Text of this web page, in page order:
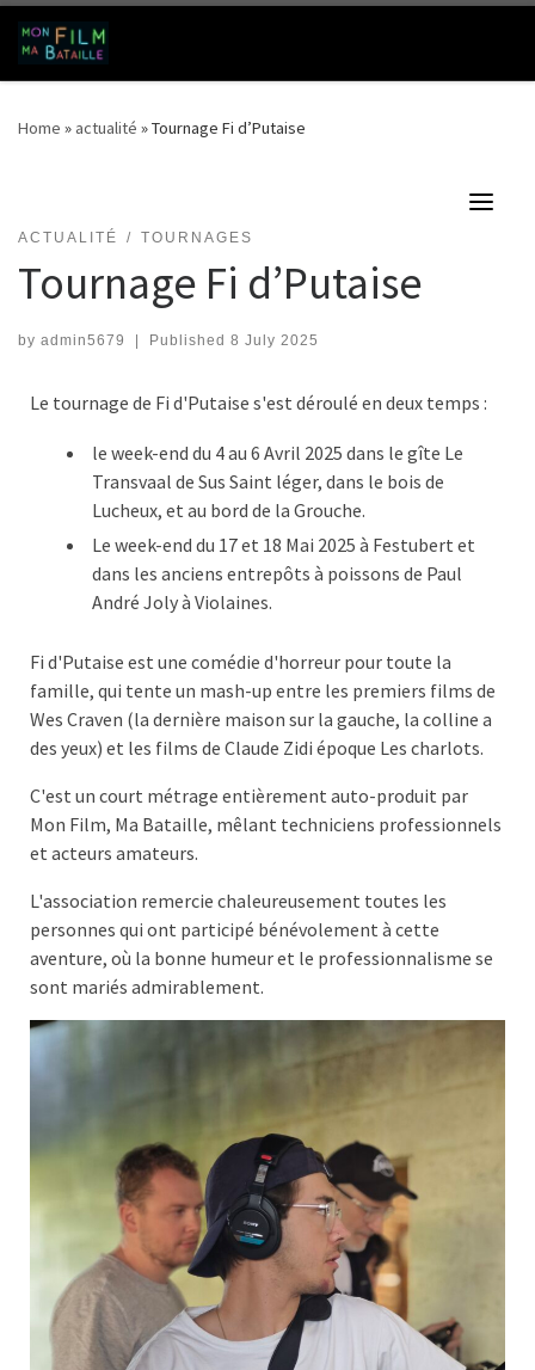
Skip to content
Home » actualité »Tournage Fi d’Putaise
ACTUALITÉ TOURNAGES
Tournage Fi d’Putaise
by admin5679 | Published 8 July 2025
Le tournage de Fi d'Putaise s'est déroulé en deux temps :
le week-end du 4 au 6 Avril 2025 dans le gîte Le
Transvaal de Sus Saint léger, dans le bois de
Lucheux, et au bord de la Grouche.
Le week-end du 17 et 18 Mai 2025 à Festubert et
dans les anciens entrepôts à poissons de Paul
André Joly à Violaines.
Fi d'Putaise est une comédie d'horreur pour toute la
famille, qui tente un mash-up entre les premiers films de
Wes Craven (la dernière maison sur la gauche, la colline a
des yeux) et les films de Claude Zidi époque Les charlots.
C'est un court métrage entièrement auto-produit par
Mon Film, Ma Bataille, mêlant techniciens professionnels
et acteurs amateurs.
L'association remercie chaleureusement toutes les
personnes qui ont participé bénévolement à cette
aventure, où la bonne humeur et le professionnalisme se
sont mariés admirablement.